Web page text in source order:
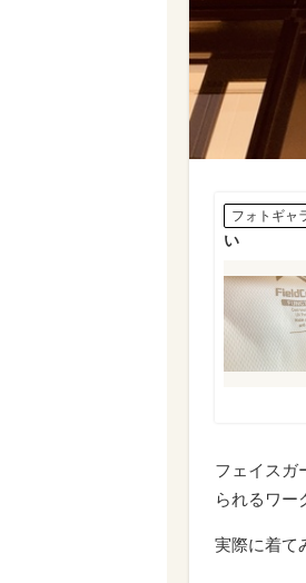
フォトギャ
い
フェイスガ
られるワー
実際に着て